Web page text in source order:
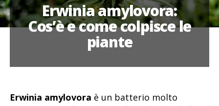
Erwinia amylovora:
Cos’è e come colpisce le
piante
Erwinia amylovora è un batterio molto